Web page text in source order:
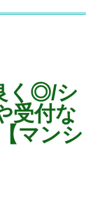
く◎/シ
受付な
マンシ